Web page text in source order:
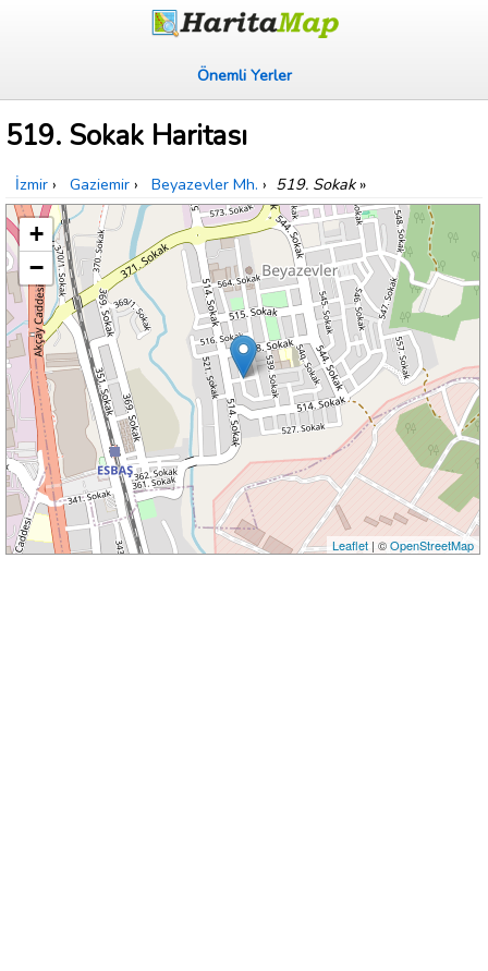
Önemli Yerler
519. Sokak Haritası
İzmir › Gaziemir › Beyazevler Mh. › 519. Sokak»
+
−
Leaflet| ©OpenStreetMap